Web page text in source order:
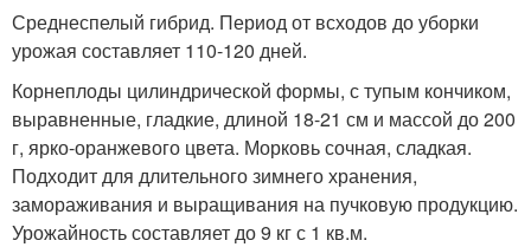
Среднеспелый гибрид. Период от всходов до уборки
урожая составляет 110-120 дней.
Корнеплоды цилиндрической формы, с тупым кончиком,
выравненные, гладкие, длиной 18-21 см и массой до 200
г, ярко-оранжевого цвета. Морковь сочная, сладкая.
Подходит для длительного зимнего хранения,
замораживания и выращивания на пучковую продукцию.
Урожайность составляет до 9 кг с 1 кв.м.